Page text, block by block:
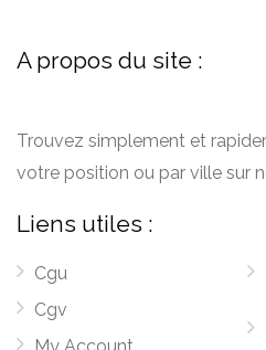
A propos du site :
Trouvez simplement et
votre position ou par ville sur
Liens utiles :
Cgu
Cgv